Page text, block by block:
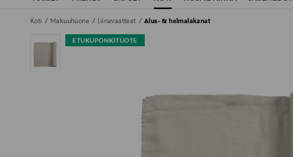
Koti Makuuhuone Liinavaatteet Alus- & helmalakanat
ETUKUPONKITUOTE